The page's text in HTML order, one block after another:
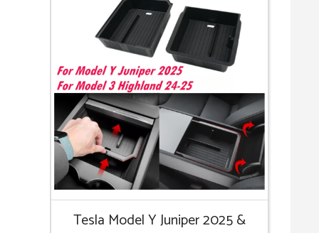
Tesla Model Y Juniper 2025 &